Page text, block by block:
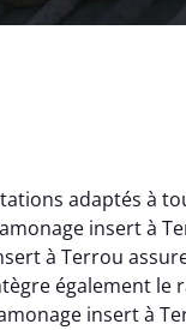
adaptés à
insert à
à Terrou
également le
insert à